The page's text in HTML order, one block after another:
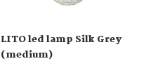
LITO led lamp Silk Grey
(medium)